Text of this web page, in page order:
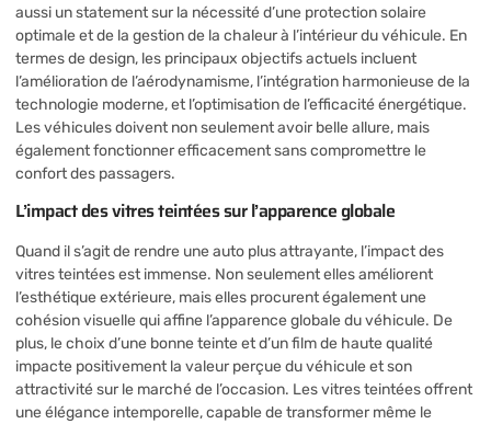
aussi un statement sur la nécessité d’une protection solaire
optimale et de la gestion de la chaleur à l’intérieur du véhicule. En
termes de design, les principaux objectifs actuels incluent
l’amélioration de l’aérodynamisme, l’intégration harmonieuse de la
technologie moderne, et l’optimisation de l’efficacité énergétique.
Les véhicules doivent non seulement avoir belle allure, mais
également fonctionner efficacement sans compromettre le
confort des passagers.
L’impact des vitres teintées sur l’apparence globale
Quand il s’agit de rendre une auto plus attrayante, l’impact des
vitres teintées est immense. Non seulement elles améliorent
l’esthétique extérieure, mais elles procurent également une
cohésion visuelle qui affine l’apparence globale du véhicule. De
plus, le choix d’une bonne teinte et d’un film de haute qualité
impacte positivement la valeur perçue du véhicule et son
attractivité sur le marché de l’occasion. Les vitres teintées offrent
une élégance intemporelle, capable de transformer même le